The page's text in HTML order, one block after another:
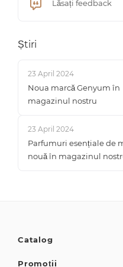
Lăsați feedback
Știri
23 April 2024
Noua marcă Genyum în
magazinul nostru
23 April 2024
Parfumuri esențiale de
nouă în magazinul
Catalog
Promoții